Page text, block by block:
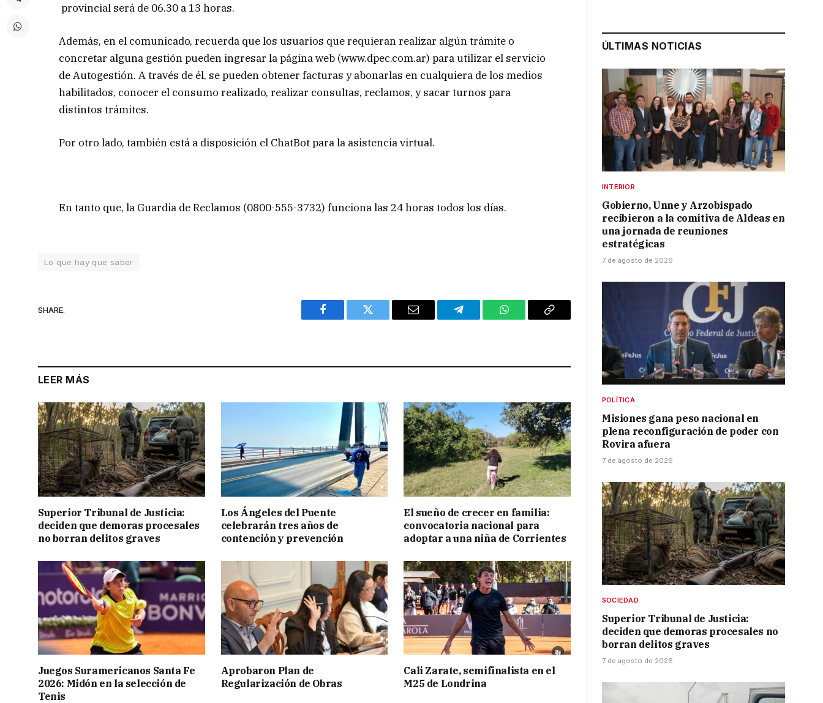
provincial será de 06.30 a 13 horas.
Además, en el comunicado, recuerda que los usuarios que requieran realizar algún trámite o
concretar alguna gestión pueden ingresar la página web (www.dpec.com.ar) para utilizar el servicio
de Autogestión. A través de él, se pueden obtener facturas y abonarlas en cualquiera de los medios
habilitados, conocer el consumo realizado, realizar consultas, reclamos, y sacar turnos para
distintos trámites.
Por otro lado, también está a disposición el ChatBot para la asistencia virtual.
En tanto que, la Guardia de Reclamos (0800-555-3732) funciona las 24 horas todos los días.
Lo que hay que saber
SHARE.
Facebook Twitter Email Telegram WhatsAppCopy
LEER MÁS
Superior Tribunal de Justicia:
deciden que demoras procesales
no borran delitos graves
Los Ángeles del Puente
celebrarán tres años de
contención y prevención
El sueño de crecer en familia:
convocatoria nacional para
adoptar a una niña de Corrientes
Juegos Suramericanos Santa Fe
2026: Midón en la selección de
Tenis
Aprobaron Plan de
Regularización de Obras
Cali Zarate, semifinalista en el
M25 de Londrina
ÚLTIMAS NOTICIAS
INTERIOR
Gobierno, Unne y Arzobispado
recibieron a la comitiva de Aldeas en
una jornada de reuniones
estratégicas
7 de agosto de 2026
POLÍTICA
Misiones gana peso nacional en
plena reconfiguración de poder con
Rovira afuera
7 de agosto de 2026
SOCIEDAD
Superior Tribunal de Justicia:
deciden que demoras procesales no
borran delitos graves
7 de agosto de 2026